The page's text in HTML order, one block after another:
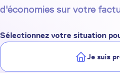
d'économies sur votre
Sélectionnez votre situation
Je suis